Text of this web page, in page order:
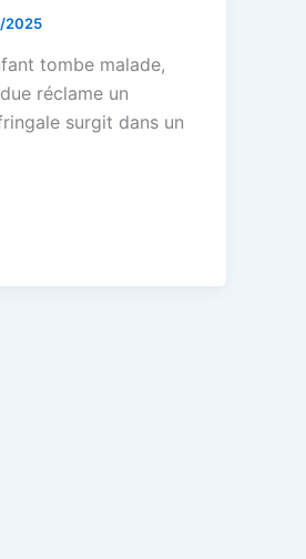
2025
tombe malade,
réclame un
surgit dans un